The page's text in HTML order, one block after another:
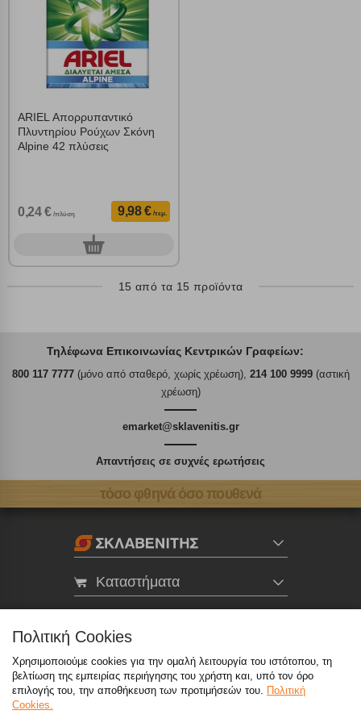
ARIEL Απορρυπαντικό
Πλυντηρίου Ρούχων Σκόνη
Alpine 42 πλύσεις
0,24 € /πλύση 9,98 € /τεμ.
0τεμ.
15 από τα 15 προϊόντα
Τηλέφωνα Επικοινωνίας Κεντρικών Γραφείων:
800 117 7777(μόνο από σταθερό, χωρίς χρέωση), 214 100 9999(αστική
χρέωση)
emarket@sklavenitis.gr
Απαντήσεις σε συχνές ερωτήσεις
τόσο φθηνά όσο πουθενά
Καταστήματα
800 117 7777 (μόνο από σταθερό, χωρίς χρέωση),
214 100 9999 (αστική χρέωση)
Πολιτική Cookies
Χρησιμοποιούμε cookies για την ομαλή λειτουργία του ιστότοπου, τη
βελτίωση της εμπειρίας περιήγησης του χρήστη και, υπό τον όρο
επιλογής του, την αποθήκευση των προτιμήσεών του. Πολιτική
Cookies.